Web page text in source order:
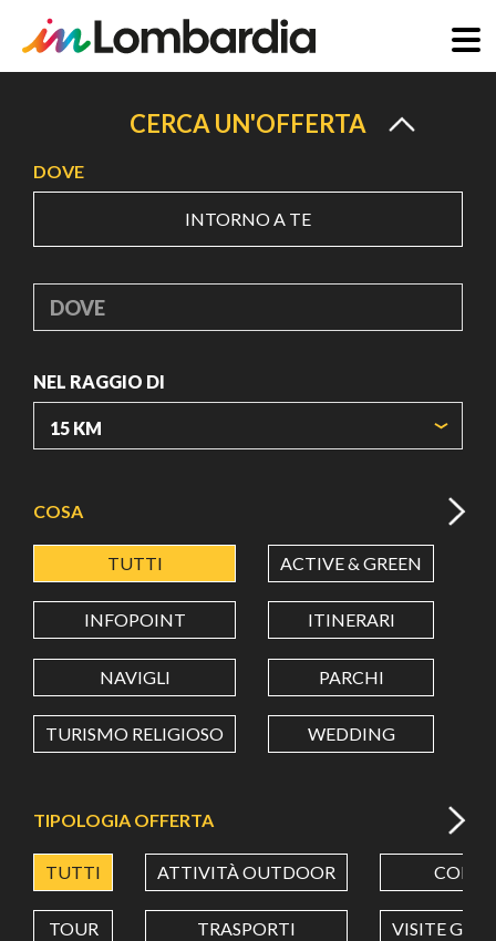
principale
CERCA UN'OFFERTA
DOVE
INTORNO A TE
DOVE
NEL RAGGIO DI
LATITUDINE
LONGITUDINE
Value in decimal degrees. Use dot (.) as decimal separator.
COSA
TUTTI ACTIVE & GREEN
INFOPOINT ITINERARI
NAVIGLI PARCHI
TURISMO RELIGIOSO WEDDING
TIPOLOGIA OFFERTA
TUTTI ATTIVITÀ OUTDOOR CORSI
TOUR TRASPORTI VISITE